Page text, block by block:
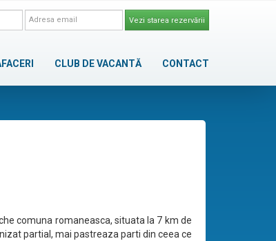
Vezi starea rezervării
CLUB DE VACANTĂ CONTACT
comuna romaneasca, situata la 7 km de
partial, mai pastreaza parti din ceea ce